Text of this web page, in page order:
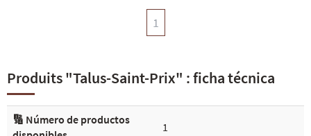
1
Produits "Talus-Saint-Prix" : ficha técnica
🔢 Número de productos
1